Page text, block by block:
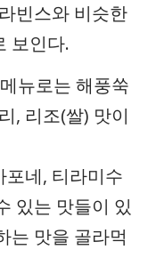
빈스와 비슷한
보인다.
뉴로는 해풍쑥
, 리조(쌀) 맛이
네, 티라미수
있는 맛들이 있
는 맛을 골라먹